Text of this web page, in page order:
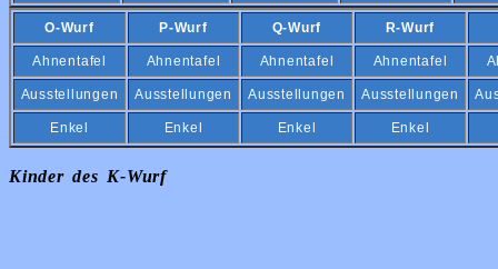
O-Wurf P-Wurf Q-Wurf R-Wurf
Ahnentafel Ahnentafel Ahnentafel Ahnentafel
Ausstellungen Ausstellungen Ausstellungen Ausstellungen
Enkel Enkel Enkel Enkel
Kinder des K-Wurf